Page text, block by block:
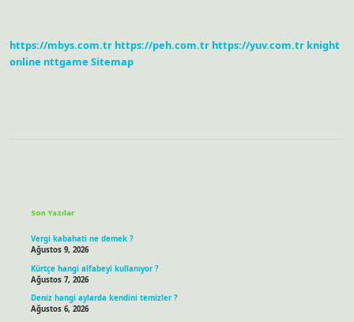
https://mbys.com.tr https://peh.com.tr https://yuv.com.tr knight
online nttgame Sitemap
Son Yazılar
Vergi kabahati ne demek ?
Ağustos 9, 2026
Kürtçe hangi alfabeyi kullanıyor ?
Ağustos 7, 2026
Deniz hangi aylarda kendini temizler ?
Ağustos 6, 2026